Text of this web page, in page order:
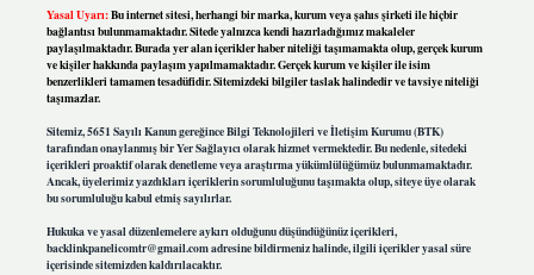
Yasal Uyarı:Bu internet sitesi, herhangi bir marka, kurum veya şahıs şirketi ile hiçbir
bağlantısı bulunmamaktadır. Sitede yalnızca kendi hazırladığımız makaleler
paylaşılmaktadır. Burada yer alan içerikler haber niteliği taşımamakta olup, gerçek kurum
ve kişiler hakkında paylaşım yapılmamaktadır. Gerçek kurum ve kişiler ile isim
benzerlikleri tamamen tesadüfidir. Sitemizdeki bilgiler taslak halindedir ve tavsiye niteliği
taşımazlar.
Sitemiz, 5651 Sayılı Kanun gereğince Bilgi Teknolojileri ve İletişim Kurumu (BTK)
tarafından onaylanmış bir Yer Sağlayıcı olarak hizmet vermektedir. Bu nedenle, sitedeki
içerikleri proaktif olarak denetleme veya araştırma yükümlülüğümüz bulunmamaktadır.
Ancak, üyelerimiz yazdıkları içeriklerin sorumluluğunu taşımakta olup, siteye üye olarak
bu sorumluluğu kabul etmiş sayılırlar.
Hukuka ve yasal düzenlemelere aykırı olduğunu düşündüğünüz içerikleri,
backlinkpanelicomtr@gmail.comadresine bildirmeniz halinde, ilgili içerikler yasal süre
içerisinde sitemizden kaldırılacaktır.